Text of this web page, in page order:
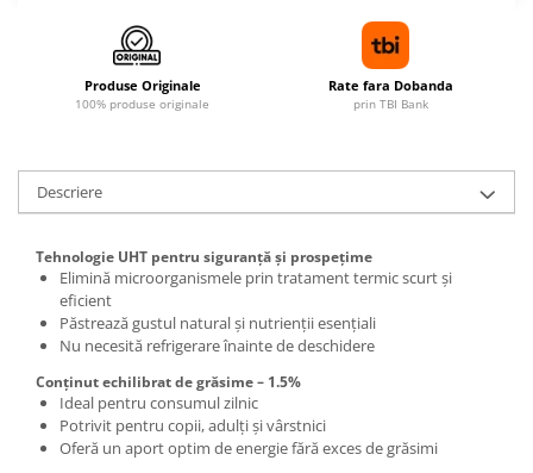
Produse Originale
100% produse originale
Rate fara Dobanda
prin TBI Bank
Descriere
Tehnologie UHT pentru siguranță și prospețime
Elimină microorganismele prin tratament termic scurt și
eficient
Păstrează gustul natural și nutrienții esențiali
Nu necesită refrigerare înainte de deschidere
Conținut echilibrat de grăsime – 1.5%
Ideal pentru consumul zilnic
Potrivit pentru copii, adulți și vârstnici
Oferă un aport optim de energie fără exces de grăsimi